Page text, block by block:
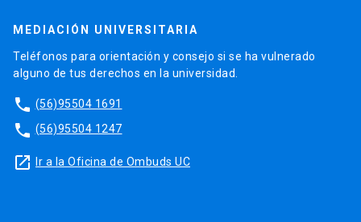
MEDIACIÓN UNIVERSITARIA
Teléfonos para orientación y consejo si se ha vulnerado
alguno de tus derechos en la universidad.
phone (56)95504 1691
phone (56)95504 1247
launch Ir a la Oficina de Ombuds UC